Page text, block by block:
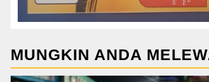
MUNGKIN ANDA